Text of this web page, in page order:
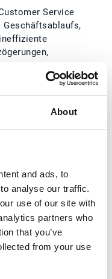
About
and ads, to
analyse our traffic.
use of our site with
partners who
that you’ve
from your use
Service
Kunden
in Zeiten
Unsicherheit
Aufgaben und
erheblichen
bedeutet, dass
Tätigkeiten
von